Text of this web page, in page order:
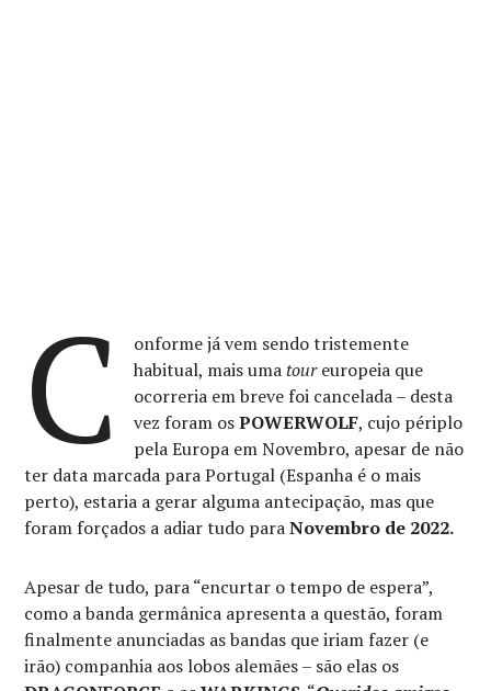
C
onforme já vem sendo tristemente
habitual, mais umatoureuropeia que
ocorreria em breve foi cancelada – desta
vez foram osPOWERWOLF, cujo périplo
pela Europa em Novembro, apesar de não
ter data marcada para Portugal (Espanha é o mais
perto), estaria a gerar alguma antecipação, mas que
foram forçados a adiar tudo paraNovembro de 2022.
Apesar de tudo, para “encurtar o tempo de espera”,
como a banda germânica apresenta a questão, foram
finalmente anunciadas as bandas que iriam fazer (e
irão) companhia aos lobos alemães – são elas os